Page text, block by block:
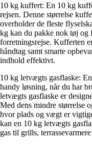
10 kg kuffert: En 10 kg
rejsen. Denne størrelse
overholder de fleste
kg kan du pakke nok tøj og
forretningsrejse. Kufferten
håndtag samt smarte
indhold effektivt.
10 kg letvægts gasflaske:
handy løsning, når du har
letvægts gasflaske er
Med dens mindre størrelse
hvor plads og vægt er
kan en 10 kg letvægts
gas til grills,